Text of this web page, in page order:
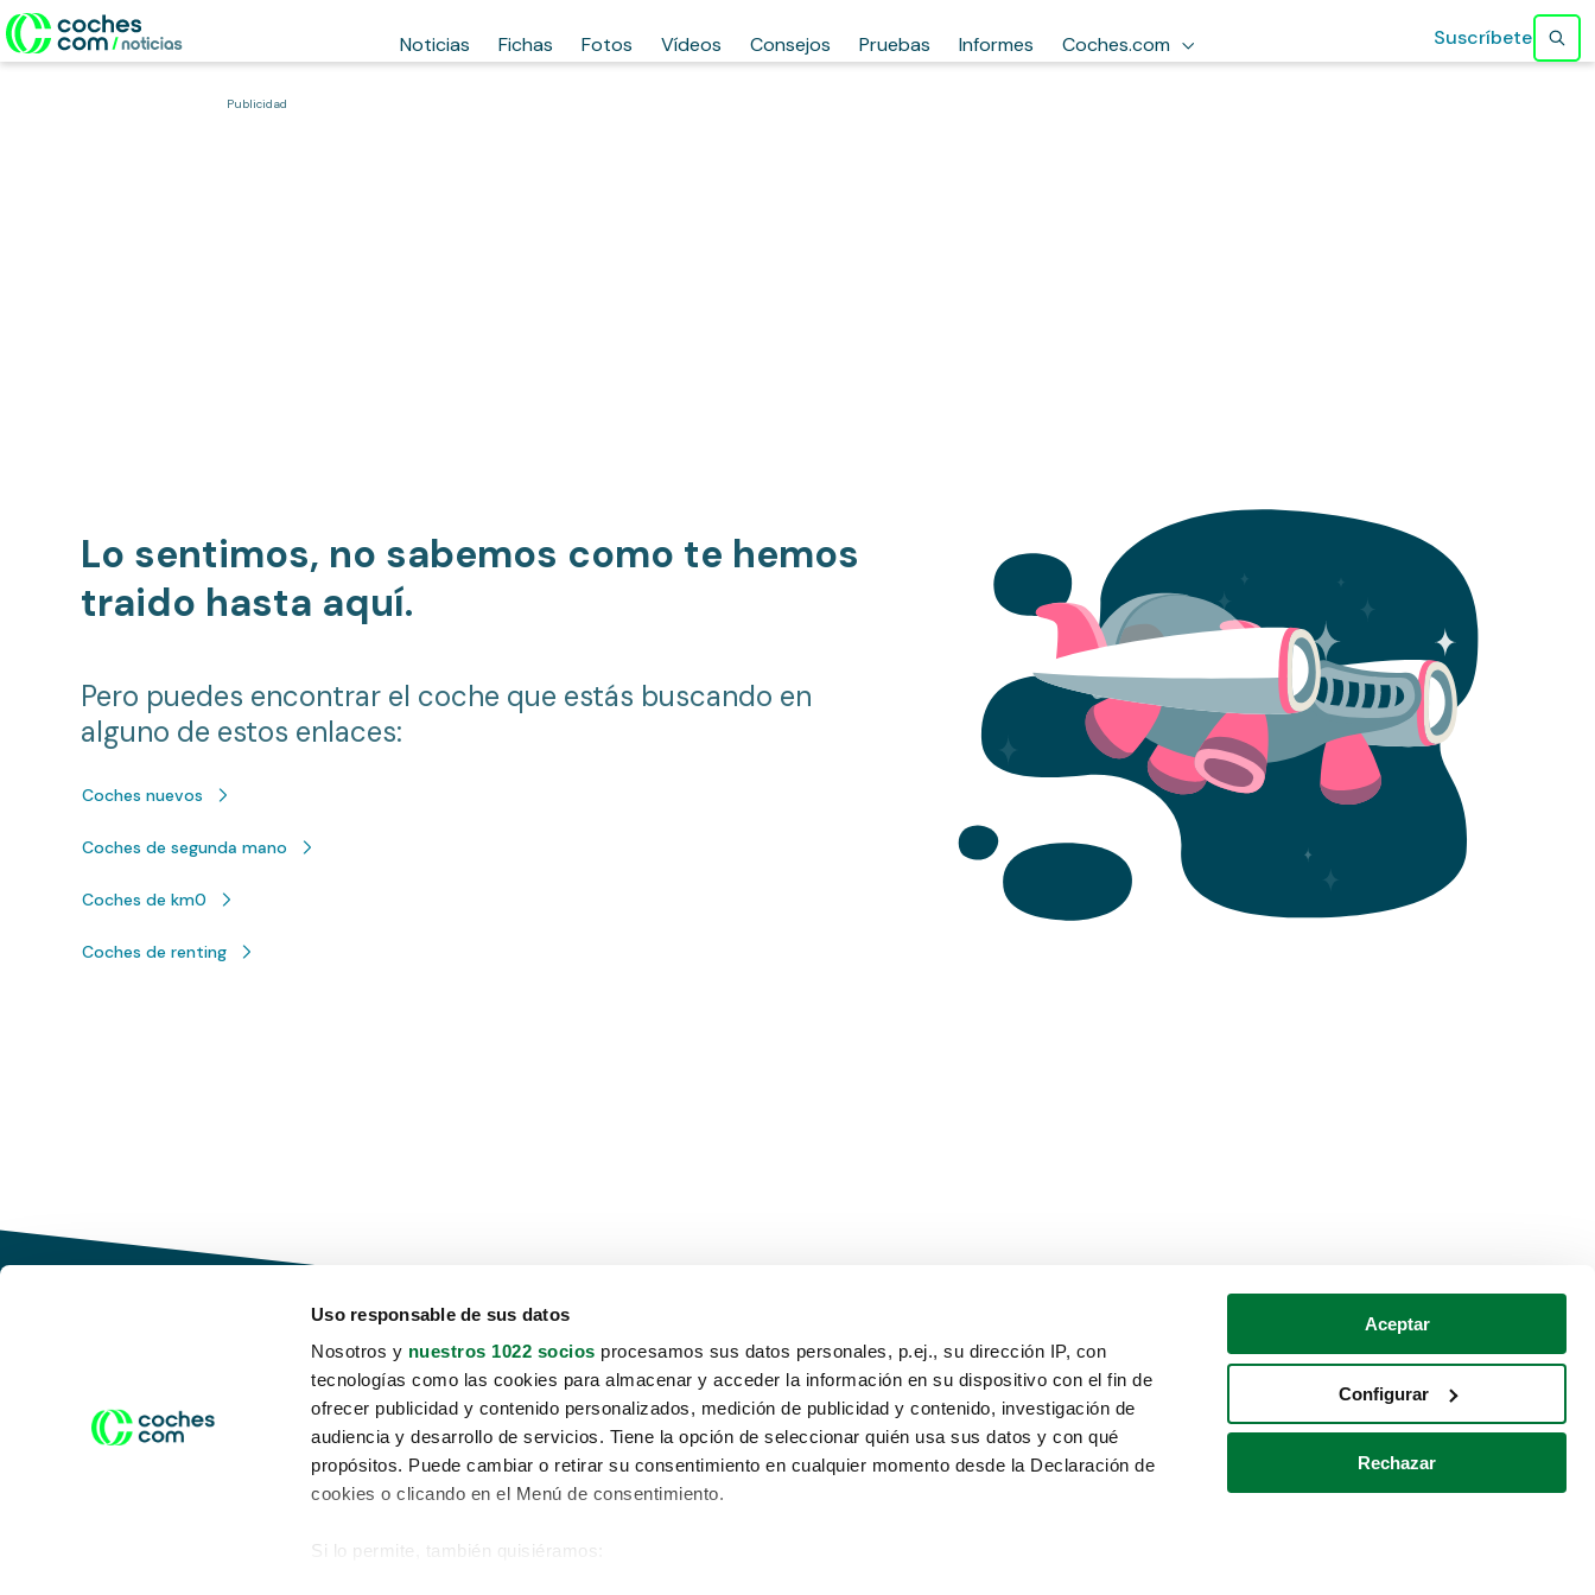
Uso responsable de sus datos
Nosotros y nuestros 1022 socios procesamos sus datos personales, p.ej., su dirección IP, con
tecnologías como las cookies para almacenar y acceder la información en su dispositivo con el fin de
ofrecer publicidad y contenido personalizados, medición de publicidad y contenido, investigación de
audiencia y desarrollo de servicios. Tiene la opción de seleccionar quién usa sus datos y con qué
propósitos. Puede cambiar o retirar su consentimiento en cualquier momento desde la Declaración de
cookies o clicando en el Menú de consentimiento.
Si lo permite, también quisiéramos:
Aceptar
Configurar
Rechazar
Noticias Fichas Fotos Vídeos Consejos Pruebas Informes Coches.com Suscríbete
Publicidad
Lo sentimos, no sabemos como te hemos
traido hasta aquí.
Pero puedes encontrar el coche que estás buscando en
alguno de estos enlaces:
Coches nuevos
Coches de segunda mano
Coches de km0
Coches de renting
Conduce tu futuro,
desata tu movilidad